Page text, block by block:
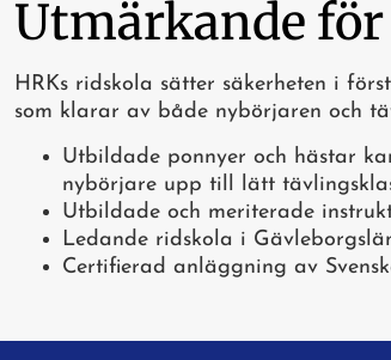
Utmärkande för
HRKs ridskola sätter säkerheten i
som klarar av både nybörjaren och
Utbildade ponnyer och hästar
nybörjare upp till lätt
Utbildade och meriterade
Ledande ridskola i
Certifierad anläggning av